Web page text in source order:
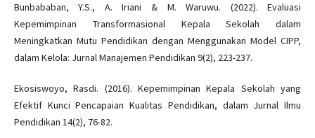
Bunbababan, Y.S., A. Iriani & M. Waruwu. (2022). Evaluasi
Kepemimpinan Transformasional Kepala Sekolah dalam
Meningkatkan Mutu Pendidikan dengan Menggunakan Model CIPP,
dalam Kelola: Jurnal Manajemen Pendidikan 9(2), 223-237.
Ekosiswoyo, Rasdi. (2016). Kepemimpinan Kepala Sekolah yang
Efektif Kunci Pencapaian Kualitas Pendidikan, dalam Jurnal Ilmu
Pendidikan 14(2), 76-82.